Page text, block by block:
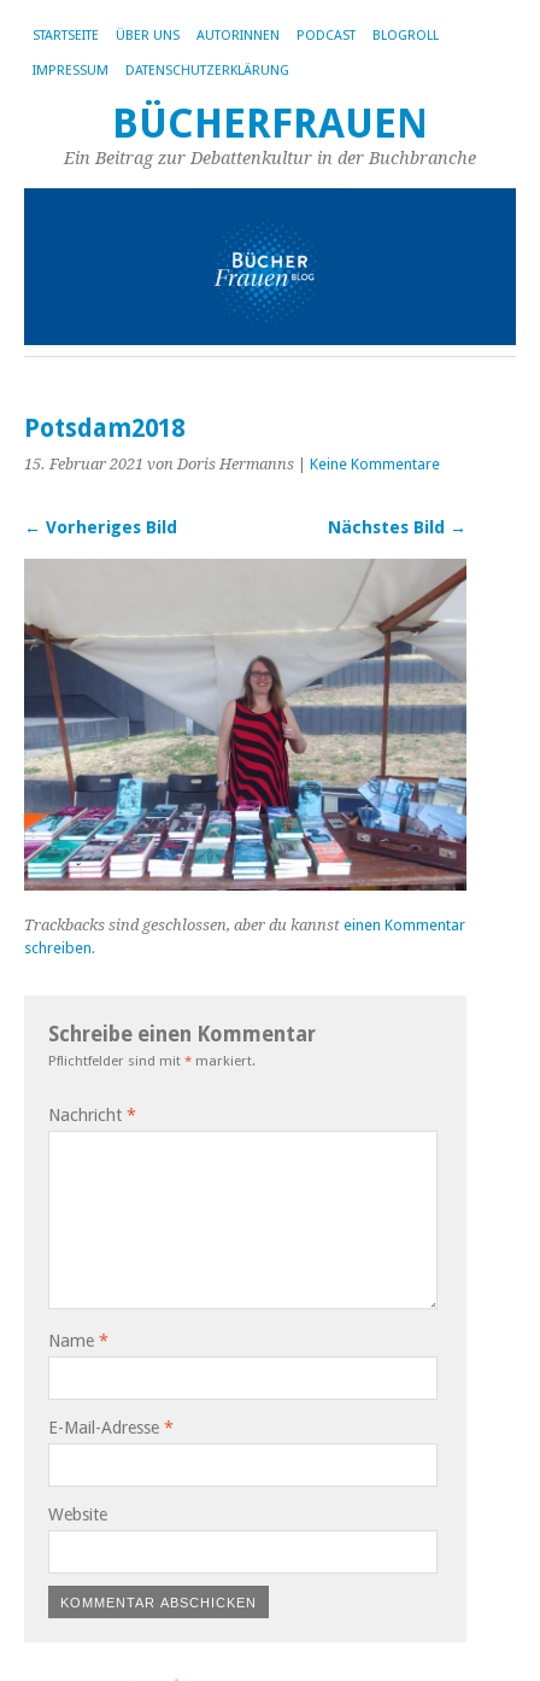
STARTSEITE ÜBER UNS AUTORINNEN PODCAST BLOGROLL
IMPRESSUM DATENSCHUTZERKLÄRUNG
BÜCHERFRAUEN
Ein Beitrag zur Debattenkultur in der Buchbranche
Potsdam2018
15. Februar 2021 von Doris Hermanns | Keine Kommentare
← Vorheriges Bild Nächstes Bild →
Trackbacks sind geschlossen, aber du kannst einen Kommentar
schreiben.
Schreibe einen Kommentar
Pflichtfelder sind mit * markiert.
Nachricht *
Name *
E-Mail-Adresse *
Website